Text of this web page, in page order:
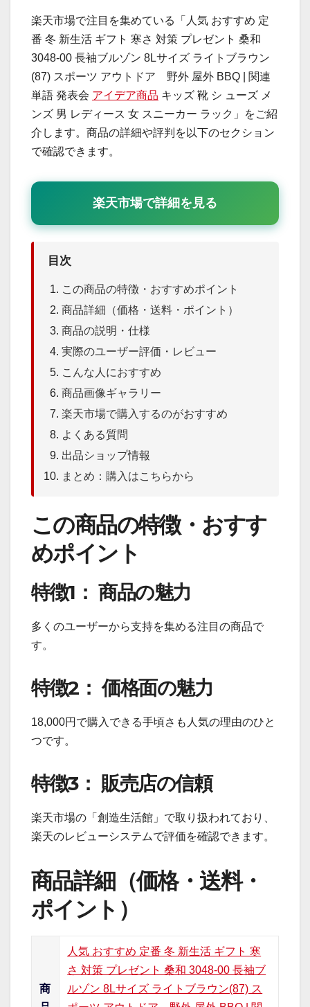
楽天市場で注目を集めている「人気 おすすめ 定
番 冬 新生活 ギフト 寒さ 対策 プレゼント 桑和
3048-00 長袖ブルゾン 8Lサイズ ライトブラウン
(87) スポーツ アウトドア 野外 屋外 BBQ | 関連
単語 発表会 アイデア商品 キッズ 靴 シ ューズ メ
ンズ 男 レディース 女 スニーカー ラック」をご紹
介します。商品の詳細や評判を以下のセクション
で確認できます。
楽天市場で詳細を見る
目次
この商品の特徴・おすすめポイント
商品詳細（価格・送料・ポイント）
商品の説明・仕様
実際のユーザー評価・レビュー
こんな人におすすめ
商品画像ギャラリー
楽天市場で購入するのがおすすめ
よくある質問
出品ショップ情報
まとめ：購入はこちらから
この商品の特徴・おすす
めポイント
特徴1： 商品の魅力
多くのユーザーから支持を集める注目の商品で
す。
特徴2： 価格面の魅力
18,000円で購入できる手頃さも人気の理由のひと
つです。
特徴3： 販売店の信頼
楽天市場の「創造生活館」で取り扱われており、
楽天のレビューシステムで評価を確認できます。
商品詳細（価格・送料・
ポイント）
商
人気 おすすめ 定番 冬 新生活 ギフト 寒
さ 対策 プレゼント 桑和 3048-00 長袖ブ
ルゾン 8Lサイズ ライトブラウン(87) ス